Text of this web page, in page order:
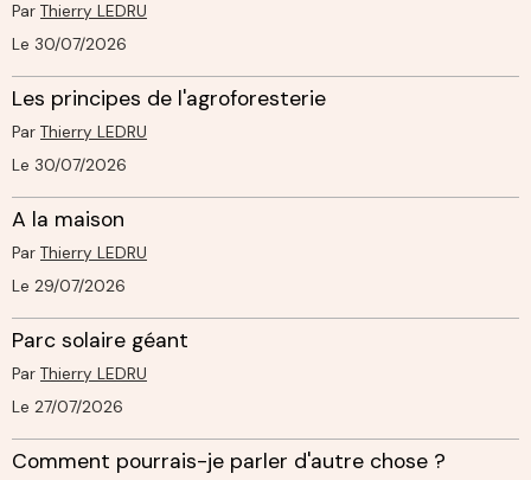
Par Thierry LEDRU
Le 30/07/2026
Les principes de l'agroforesterie
Par Thierry LEDRU
Le 30/07/2026
A la maison
Par Thierry LEDRU
Le 29/07/2026
Parc solaire géant
Par Thierry LEDRU
Le 27/07/2026
Comment pourrais-je parler d'autre chose ?